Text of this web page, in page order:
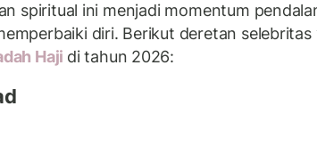
spiritual ini menjadi momentum
diri. Berikut deretan selebritas
Haji di tahun 2026: